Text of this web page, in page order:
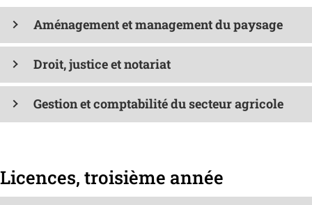
Aménagement et management du paysage
Droit, justice et notariat
Gestion et comptabilité du secteur agricole
Licences, troisième année